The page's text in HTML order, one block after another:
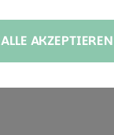
ALLE AKZEPTIEREN